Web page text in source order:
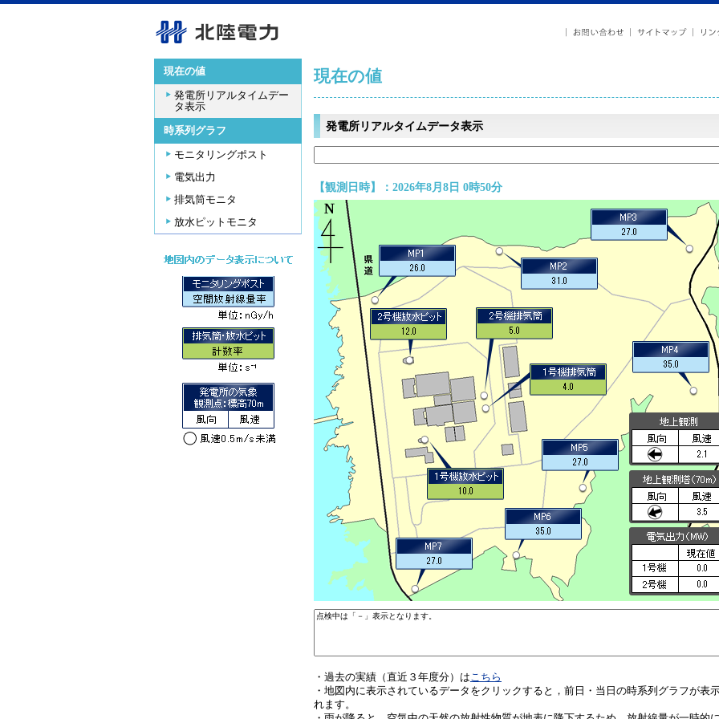
現在の値
発電所リアルタイムデー
タ表示
時系列グラフ
モニタリングポスト
電気出力
排気筒モニタ
放水ピットモニタ
現在の値
発電所リアルタイムデータ表示
【観測日時】：2026年8月8日 0時50分
・過去の実績（直近３年度分）はこちら
・地図内に表示されているデータをクリックすると，前日・当日の時系列グラフが表
れます。